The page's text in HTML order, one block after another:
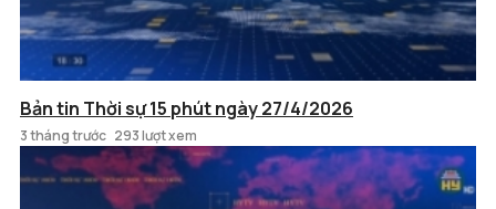
Bản tin Thời sự 15 phút ngày 27/4/2026
3 tháng trước 293 lượt xem